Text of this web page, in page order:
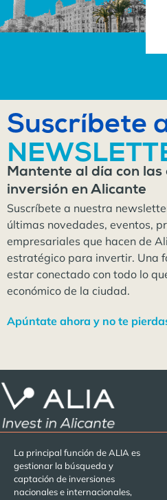
Suscríbete
Mantente al día con
inversión en Alicante
Suscríbete a nuestra
últimas novedades, eventos,
empresariales que hacen de
estratégico para invertir. Una
estar conectado con todo lo
económico de la ciudad.
Apúntate ahora y no te
La principal función de ALIA es
gestionar la búsqueda y
captación de inversiones
nacionales e internacionales,